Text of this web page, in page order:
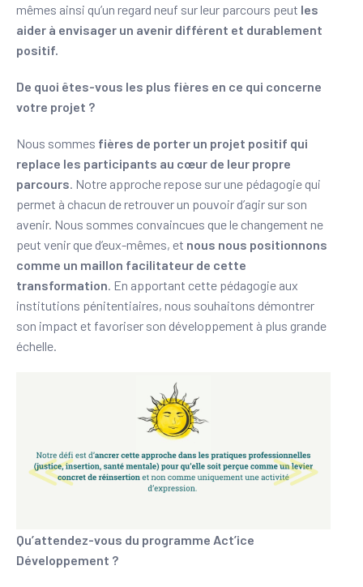
mêmes ainsi qu’un regard neuf sur leur parcours peut les
aider à envisager un avenir différent et durablement
positif.
De quoi êtes-vous les plus fières en ce qui concerne
votre projet ?
Nous sommes fières de porter un projet positif qui
replace les participants au cœur de leur propre
parcours. Notre approche repose sur une pédagogie qui
permet à chacun de retrouver un pouvoir d’agir sur son
avenir. Nous sommes convaincues que le changement ne
peut venir que d’eux-mêmes, et nous nous positionnons
comme un maillon facilitateur de cette
transformation. En apportant cette pédagogie aux
institutions pénitentiaires, nous souhaitons démontrer
son impact et favoriser son développement à plus grande
échelle.
Qu’attendez-vous du programme Act’ice
Développement ?